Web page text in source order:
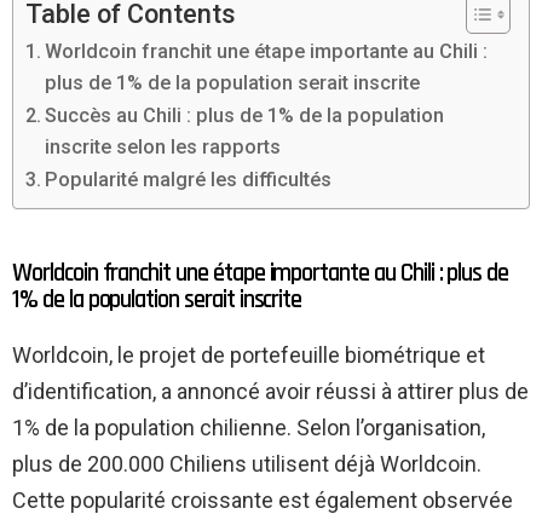
Table of Contents
Worldcoin franchit une étape importante au Chili :
plus de 1% de la population serait inscrite
Succès au Chili : plus de 1% de la population
inscrite selon les rapports
Popularité malgré les difficultés
Worldcoin franchit une étape importante au Chili : plus de
1% de la population serait inscrite
Worldcoin, le projet de portefeuille biométrique et
d’identification, a annoncé avoir réussi à attirer plus de
1% de la population chilienne. Selon l’organisation,
plus de 200.000 Chiliens utilisent déjà Worldcoin.
Cette popularité croissante est également observée